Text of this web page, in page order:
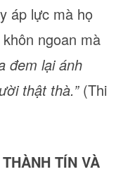
áp lực mà họ
ngoan mà
đem lại ánh
thật thà.”(Thi
TÍN VÀ